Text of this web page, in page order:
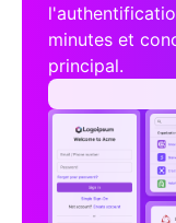
minutes et
principal.